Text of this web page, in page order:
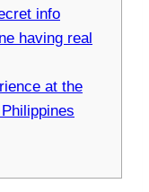
info
having real
at the